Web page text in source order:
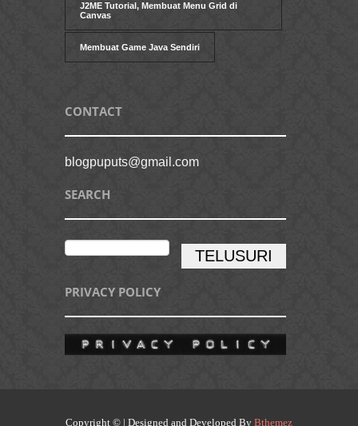
J2ME Tutorial, Membuat Menu Grid di
Canvas
Membuat Game Java Sendiri
CONTACT
blogpuputs@gmail.com
SEARCH
PRIVACY POLICY
Copyright © | Designed and Developed By Bthemez